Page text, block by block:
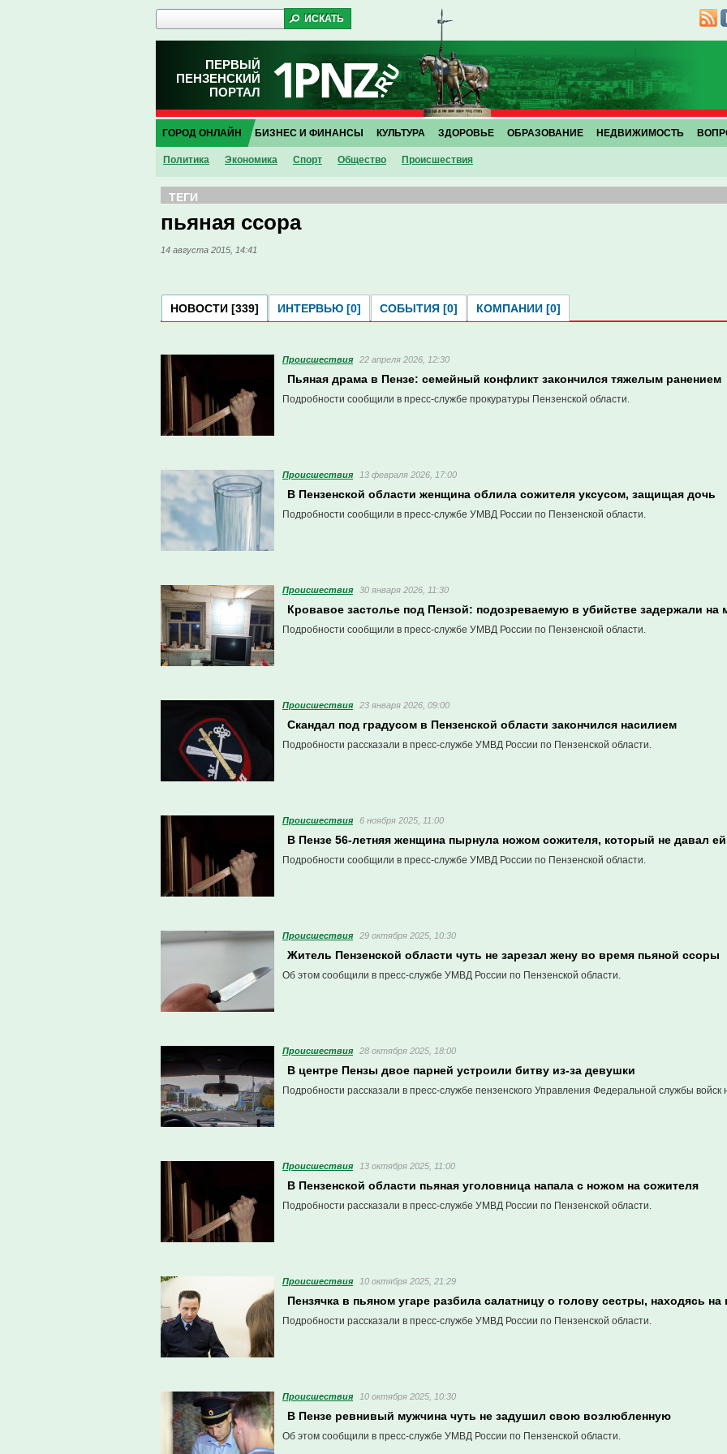
ПЕРВЫЙ
ПЕНЗЕНСКИЙ
ПОРТАЛ
ГОРОД ОНЛАЙН
Политика Экономика Спорт Общество Проиcшествия
БИЗНЕС И ФИНАНСЫ КУЛЬТУРА ЗДОРОВЬЕ ОБРАЗОВАНИЕ НЕДВИЖИМОСТЬ
ТЕГИ
пьяная ссора
14 августа 2015, 14:41
НОВОСТИ [339] ИНТЕРВЬЮ [0] СОБЫТИЯ [0] КОМПАНИИ [0]
Проиcшествия 22 апреля 2026, 12:30
Пьяная драма в Пензе: семейный конфликт закончился тяжелым ранением
Подробности сообщили в пресс-службе прокуратуры Пензенской области.
Проиcшествия 13 февраля 2026, 17:00
В Пензенской области женщина облила сожителя уксусом, защищая дочь
Подробности сообщили в пресс-службе УМВД России по Пензенской области.
Проиcшествия 30 января 2026, 11:30
Кровавое застолье под Пензой: подозреваемую в убийстве задержали на
Подробности сообщили в пресс-службе УМВД России по Пензенской области.
Проиcшествия 23 января 2026, 09:00
Скандал под градусом в Пензенской области закончился насилием
Подробности рассказали в пресс-службе УМВД России по Пензенской области.
Проиcшествия 6 ноября 2025, 11:00
В Пензе 56-летняя женщина пырнула ножом сожителя, который не давал ей
Подробности сообщили в пресс-службе УМВД России по Пензенской области.
Проиcшествия 29 октября 2025, 10:30
Житель Пензенской области чуть не зарезал жену во время пьяной ссоры
Об этом сообщили в пресс-службе УМВД России по Пензенской области.
Проиcшествия 28 октября 2025, 18:00
В центре Пензы двое парней устроили битву из-за девушки
Подробности рассказали в пресс-службе пензенского Управления Федеральной службы
Проиcшествия 13 октября 2025, 11:00
В Пензенской области пьяная уголовница напала с ножом на сожителя
Подробности рассказали в пресс-службе УМВД России по Пензенской области.
Проиcшествия 10 октября 2025, 21:29
Пензячка в пьяном угаре разбила салатницу о голову сестры, находясь на
Подробности рассказали в пресс-службе УМВД России по Пензенской области.
Проиcшествия 10 октября 2025, 10:30
В Пензе ревнивый мужчина чуть не задушил свою возлюбленную
Об этом сообщили в пресс-службе УМВД России по Пензенской области.